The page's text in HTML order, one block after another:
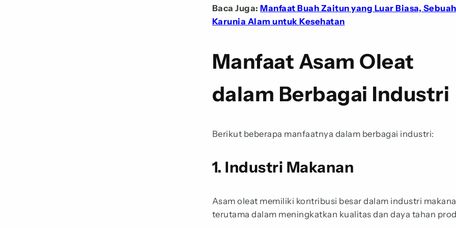
Baca Juga:Manfaat Buah Zaitun yang Luar Biasa, Sebuah
Karunia Alam untuk Kesehatan
Manfaat Asam Oleat
dalam Berbagai Industri
Berikut beberapa manfaatnya dalam berbagai industri:
1. Industri Makanan
Asam oleat memiliki kontribusi besar dalam industri
terutama dalam meningkatkan kualitas dan daya tahan